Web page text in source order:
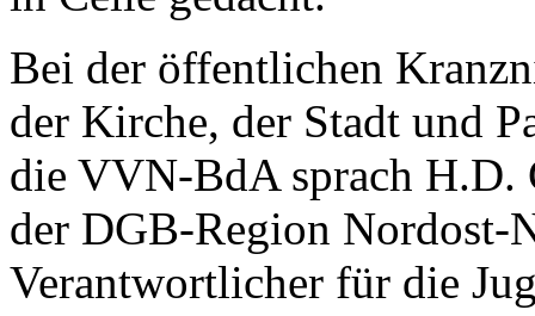
Bei der öffentlichen
der Kirche, der Stadt und
die VVN-BdA sprach H.D.
der DGB-Region Nordost-
Verantwortlicher für die